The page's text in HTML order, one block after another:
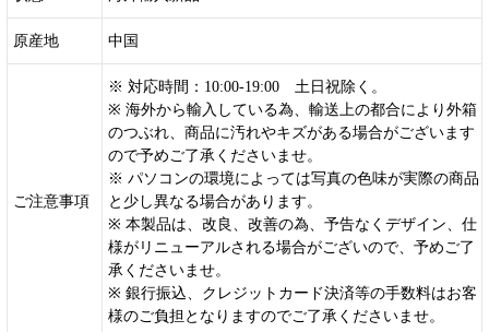
原産地 中国
ご注意事項
※ 対応時間：10:00-19:00 土日祝除く。
※ 海外から輸入している為、輸送上の都合により外箱
のつぶれ、商品に汚れやキズがある場合がございます
ので予めご了承くださいませ。
※ パソコンの環境によっては写真の色味が実際の商品
と少し異なる場合があります。
※ 本製品は、改良、改善の為、予告なくデザイン、仕
様がリニューアルされる場合がございので、予めご了
承くださいませ。
※ 銀行振込、クレジットカード決済等の手数料はお客
様のご負担となりますのでご了承くださいませ。